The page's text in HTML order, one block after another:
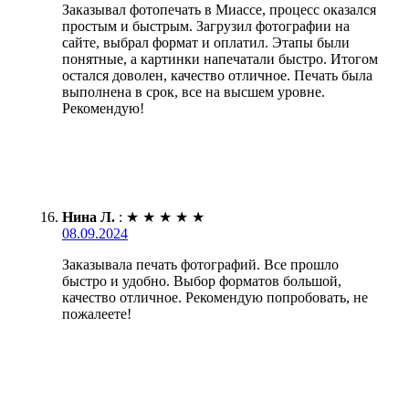
Заказывал фотопечать в Миассе, процесс оказался
простым и быстрым. Загрузил фотографии на
сайте, выбрал формат и оплатил. Этапы были
понятные, а картинки напечатали быстро. Итогом
остался доволен, качество отличное. Печать была
выполнена в срок, все на высшем уровне.
Рекомендую!
Нина Л. : ★ ★ ★ ★ ★
08.09.2024
Заказывала печать фотографий. Все прошло
быстро и удобно. Выбор форматов большой,
качество отличное. Рекомендую попробовать, не
пожалеете!